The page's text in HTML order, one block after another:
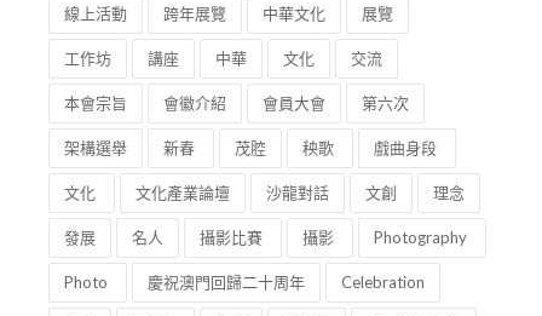
線上活動 跨年展覽 中華文化 展覽
工作坊 講座 中華 文化 交流
本會宗旨 會徽介紹 會員大會 第六次
架構選舉 新春 茂腔 秧歌 戲曲身段
文化 文化產業論壇 沙龍對話 文創 理念
發展 名人 攝影比賽 攝影 Photography
Photo 慶祝澳門回歸二十周年 Celebration